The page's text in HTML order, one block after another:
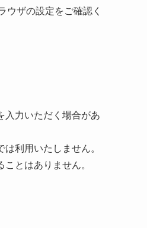
ウザの設定をご確認く
入力いただく場合があ
利用いたしません。
とはありません。